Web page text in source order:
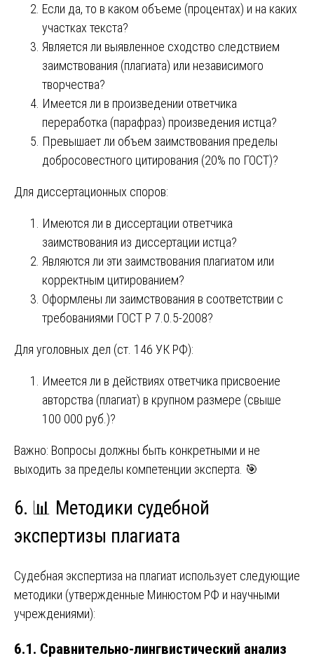
Если да, то в каком объеме (процентах) и на каких
участках текста?
Является ли выявленное сходство следствием
заимствования (плагиата) или независимого
творчества?
Имеется ли в произведении ответчика
переработка (парафраз) произведения истца?
Превышает ли объем заимствования пределы
добросовестного цитирования (20% по ГОСТ)?
Для диссертационных споров:
Имеются ли в диссертации ответчика
заимствования из диссертации истца?
Являются ли эти заимствования плагиатом или
корректным цитированием?
Оформлены ли заимствования в соответствии с
требованиями ГОСТ Р 7.0.5-2008?
Для уголовных дел (ст. 146 УК РФ):
Имеется ли в действиях ответчика присвоение
авторства (плагиат) в крупном размере (свыше
100 000 руб.)?
Важно: Вопросы должны быть конкретными и не
выходить за пределы компетенции эксперта. 🎯
6. 📊 Методики судебной
экспертизы плагиата
Судебная экспертиза на плагиат использует следующие
методики (утвержденные Минюстом РФ и научными
учреждениями):
6.1. Сравнительно-лингвистический анализ